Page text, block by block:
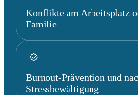
Konflikte am Arbeitsplatz
Familie
Burnout-Prävention und
Stressbewältigung